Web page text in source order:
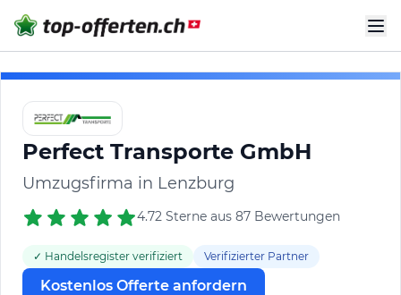
Perfect Transporte GmbH
Umzugsfirma in Lenzburg
4.72 Sterne aus 87 Bewertungen
✓ Handelsregister verifiziert Verifizierter Partner
Kostenlos Offerte anfordern